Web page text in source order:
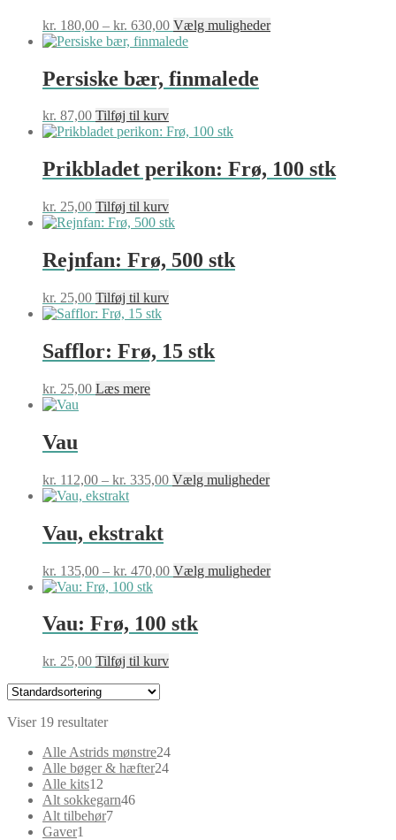
kan
kr. 180,00 – kr. 630,00Prisinterval:
kr. 180,00
kr. 630,00
Vælg mulighederDette
varesiden
Persiske bær, finmalede
kr. 87,00 Tilføj til kurv
Prikbladet perikon: Frø, 100 stk
kr. 25,00 Tilføj til kurv
Rejnfan: Frø, 500 stk
kr. 25,00 Tilføj til kurv
Safflor: Frø, 15 stk
kr. 25,00 Læs mere
Vau
kr. 112,00 – kr. 335,00Prisinterval:
Vælg mulighederDette
kan
Vau, ekstrakt
kr. 135,00 – kr. 470,00Prisinterval:
kr. 470,00
Vælg mulighederDette
Vau: Frø, 100 stk
kr. 25,00 Tilføj til kurv
Viser 19 resultater
Alle Astrids mønstre2424
Alle bøger & hæfter2424
Alle kits12
varer
Alt sokkegarn4646
Alt tilbehør77
Gaver1